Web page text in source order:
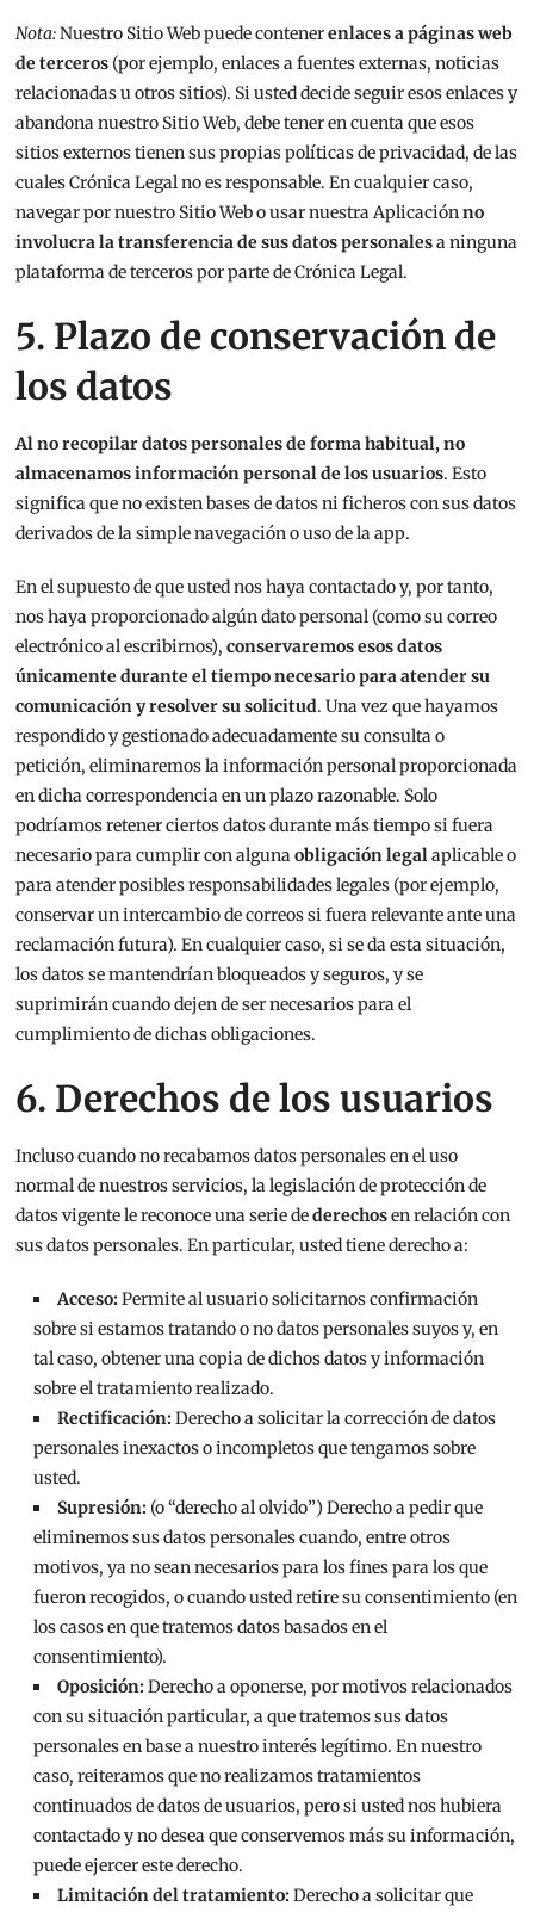
Nota:Nuestro Sitio Web puede contenerenlaces a páginas web
de terceros (por ejemplo, enlaces a fuentes externas, noticias
relacionadas u otros sitios). Si usted decide seguir esos enlaces y
abandona nuestro Sitio Web, debe tener en cuenta que esos
sitios externos tienen sus propias políticas de privacidad, de las
cuales Crónica Legal no es responsable. En cualquier caso,
navegar por nuestro Sitio Web o usar nuestra Aplicaciónno
involucra la transferencia de sus datos personalesa ninguna
plataforma de terceros por parte de Crónica Legal.
5. Plazo de conservación de
los datos
Al no recopilar datos personales de forma habitual, no
almacenamos información personal de los usuarios. Esto
significa que no existen bases de datos ni ficheros con sus datos
derivados de la simple navegación o uso de la app.
En el supuesto de que usted nos haya contactado y, por tanto,
nos haya proporcionado algún dato personal (como su correo
electrónico al escribirnos),conservaremos esos datos
únicamente durante el tiempo necesario para atender su
comunicación y resolver su solicitud. Una vez que hayamos
respondido y gestionado adecuadamente su consulta o
petición, eliminaremos la información personal proporcionada
en dicha correspondencia en un plazo razonable. Solo
podríamos retener ciertos datos durante más tiempo si fuera
necesario para cumplir con algunaobligación legalaplicable o
para atender posibles responsabilidades legales (por ejemplo,
conservar un intercambio de correos si fuera relevante ante una
reclamación futura). En cualquier caso, si se da esta situación,
los datos se mantendrían bloqueados y seguros, y se
suprimirán cuando dejen de ser necesarios para el
cumplimiento de dichas obligaciones.
6. Derechos de los usuarios
Incluso cuando no recabamos datos personales en el uso
normal de nuestros servicios, la legislación de protección de
datos vigente le reconoce una serie dederechosen relación con
sus datos personales. En particular, usted tiene derecho a:
Acceso:Permite al usuario solicitarnos confirmación
sobre si estamos tratando o no datos personales suyos y, en
tal caso, obtener una copia de dichos datos y información
sobre el tratamiento realizado.
Rectificación:Derecho a solicitar la corrección de datos
personales inexactos o incompletos que tengamos sobre
usted.
Supresión: (o “derecho al olvido”) Derecho a pedir que
eliminemos sus datos personales cuando, entre otros
motivos, ya no sean necesarios para los fines para los que
fueron recogidos, o cuando usted retire su consentimiento (en
los casos en que tratemos datos basados en el
consentimiento).
Oposición:Derecho a oponerse, por motivos relacionados
con su situación particular, a que tratemos sus datos
personales en base a nuestro interés legítimo. En nuestro
caso, reiteramos que no realizamos tratamientos
continuados de datos de usuarios, pero si usted nos hubiera
contactado y no desea que conservemos más su información,
puede ejercer este derecho.
Limitación del tratamiento:Derecho a solicitar que